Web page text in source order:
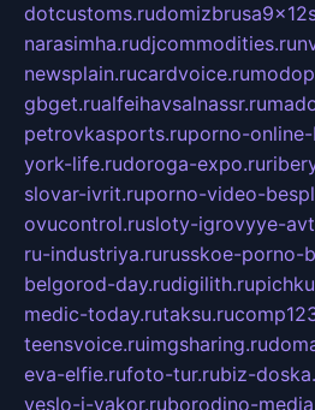
dotcustoms.ru
narasimha.rudjcommodities.ru
newsplain.rucardvoice.ru
gbget.rualfeihavsalnassr.ru
petrovkasports.ruporno-
york-life.rudoroga-expo.ru
slovar-ivrit.ruporno-video-
ovucontrol.rusloty-igrovyye-
ru-industriya.rurusskoe-porno-
belgorod-day.rudigilith.ru
medic-today.rutaksu.ru
teensvoice.ruimgsharing.ru
eva-elfie.rufoto-tur.rubiz-
veslo-i-yakor.ruborodino-